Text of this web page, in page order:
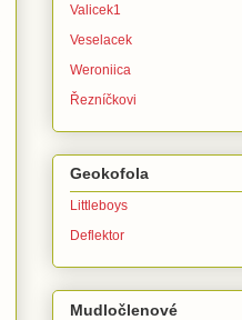
Valicek1
Veselacek
Weroniica
Řezníčkovi
Geokofola
Littleboys
Deflektor
Mudločlenové